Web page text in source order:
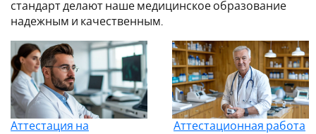
стандарт делают наше медицинское образование
надежным и качественным.
Аттестация на
Аттестационная работа